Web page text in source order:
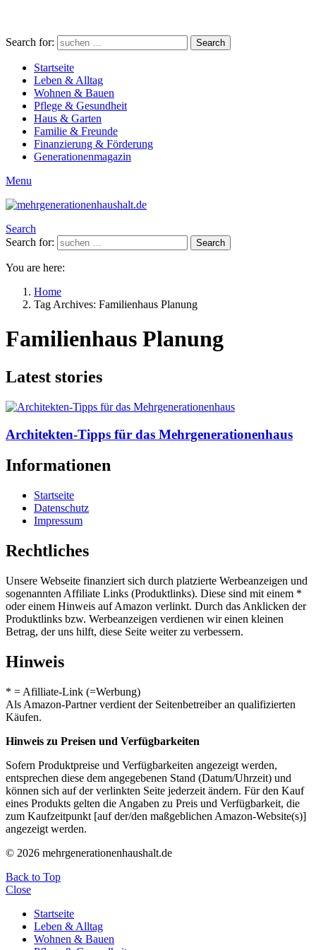
Search for: Search
Startseite
Leben & Alltag
Wohnen & Bauen
Pflege & Gesundheit
Haus & Garten
Familie & Freunde
Finanzierung & Förderung
Generationenmagazin
Menu
Search
Search for:
Search
You are here:
Home
Tag Archives: Familienhaus Planung
Familienhaus Planung
Latest stories
Architekten-Tipps für das Mehrgenerationenhaus
Informationen
Startseite
Datenschutz
Impressum
Rechtliches
Unsere Webseite finanziert sich durch platzierte Werbeanzeigen und
sogenannten Affiliate Links (Produktlinks). Diese sind mit einem *
oder einem Hinweis auf Amazon verlinkt. Durch das Anklicken der
Produktlinks bzw. Werbeanzeigen verdienen wir einen kleinen
Betrag, der uns hilft, diese Seite weiter zu verbessern.
Hinweis
* = Afilliate-Link (=Werbung)
Als Amazon-Partner verdient der Seitenbetreiber an qualifizierten
Käufen.
Hinweis zu Preisen und Verfügbarkeiten
Sofern Produktpreise und Verfügbarkeiten angezeigt werden,
entsprechen diese dem angegebenen Stand (Datum/Uhrzeit) und
können sich auf der verlinkten Seite jederzeit ändern. Für den Kauf
eines Produkts gelten die Angaben zu Preis und Verfügbarkeit, die
zum Kaufzeitpunkt [auf der/den maßgeblichen Amazon-Website(s)]
angezeigt werden.
© 2026 mehrgenerationenhaushalt.de
Back to Top
Close
Startseite
Leben & Alltag
Wohnen & Bauen